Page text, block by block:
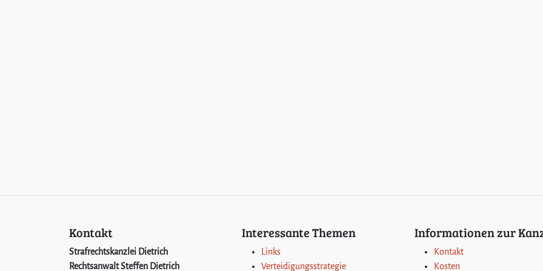
Kontakt
Strafrechtskanzlei Dietrich
Rechtsanwalt Steffen Dietrich
Interessante Themen
Links
Verteidigungsstrategie
Informationen zur
Kontakt
Kosten